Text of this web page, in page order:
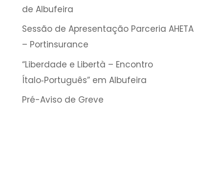
de Albufeira
Sessão de Apresentação Parceria AHETA
– Portinsurance
“Liberdade e Libertà – Encontro
Ítalo‑Português” em Albufeira
Pré-Aviso de Greve